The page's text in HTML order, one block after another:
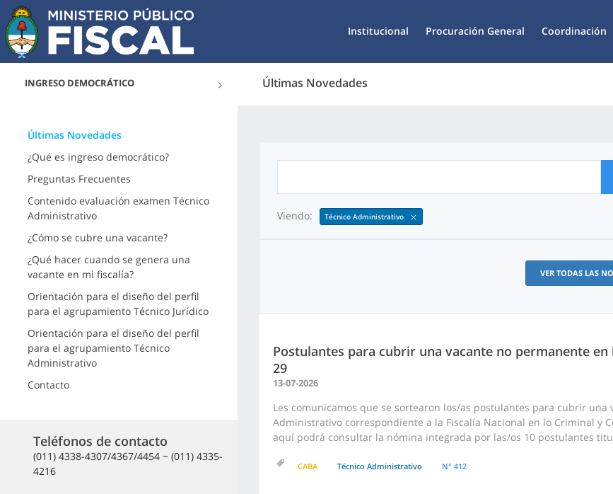
Institucional Procuración General Coordinación
INGRESO DEMOCRÁTICO Últimas Novedades
Últimas Novedades
¿Qué es ingreso democrático?
Preguntas Frecuentes
Contenido evaluación examen Técnico
Administrativo
¿Cómo se cubre una vacante?
¿Qué hacer cuando se genera una
vacante en mi fiscalía?
Orientación para el diseño del perfil
para el agrupamiento Técnico Jurídico
Orientación para el diseño del perfil
para el agrupamiento Técnico
Administrativo
Contacto
Teléfonos de contacto
(011) 4338-4307/4367/4454 ~ (011) 4335-
4216
Viendo: Técnico Administrativo
VER TODAS LAS
Postulantes para cubrir una vacante no permanente
29
13-07-2026
Les comunicamos que se sortearon los/as postulantes para cubrir
Administrativo correspondiente a la Fiscalía Nacional en lo Criminal y
aquí podrá consultar la nómina integrada por las/os 10 postulantes
CABA Técnico Administrativo N° 412